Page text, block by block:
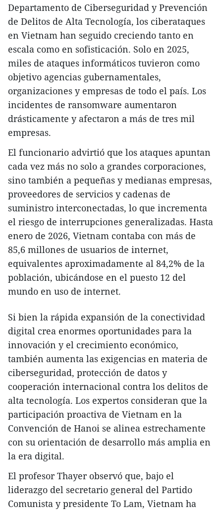
Departamento de Ciberseguridad y Prevención
de Delitos de Alta Tecnología, los ciberataques
en Vietnam han seguido creciendo tanto en
escala como en sofisticación. Solo en 2025,
miles de ataques informáticos tuvieron como
objetivo agencias gubernamentales,
organizaciones y empresas de todo el país. Los
incidentes de ransomware aumentaron
drásticamente y afectaron a más de tres mil
empresas.
El funcionario advirtió que los ataques apuntan
cada vez más no solo a grandes corporaciones,
sino también a pequeñas y medianas empresas,
proveedores de servicios y cadenas de
suministro interconectadas, lo que incrementa
el riesgo de interrupciones generalizadas. Hasta
enero de 2026, Vietnam contaba con más de
85,6 millones de usuarios de internet,
equivalentes aproximadamente al 84,2% de la
población, ubicándose en el puesto 12 del
mundo en uso de internet.
Si bien la rápida expansión de la conectividad
digital crea enormes oportunidades para la
innovación y el crecimiento económico,
también aumenta las exigencias en materia de
ciberseguridad, protección de datos y
cooperación internacional contra los delitos de
alta tecnología. Los expertos consideran que la
participación proactiva de Vietnam en la
Convención de Hanoi se alinea estrechamente
con su orientación de desarrollo más amplia en
la era digital.
El profesor Thayer observó que, bajo el
liderazgo del secretario general del Partido
Comunista y presidente To Lam, Vietnam ha